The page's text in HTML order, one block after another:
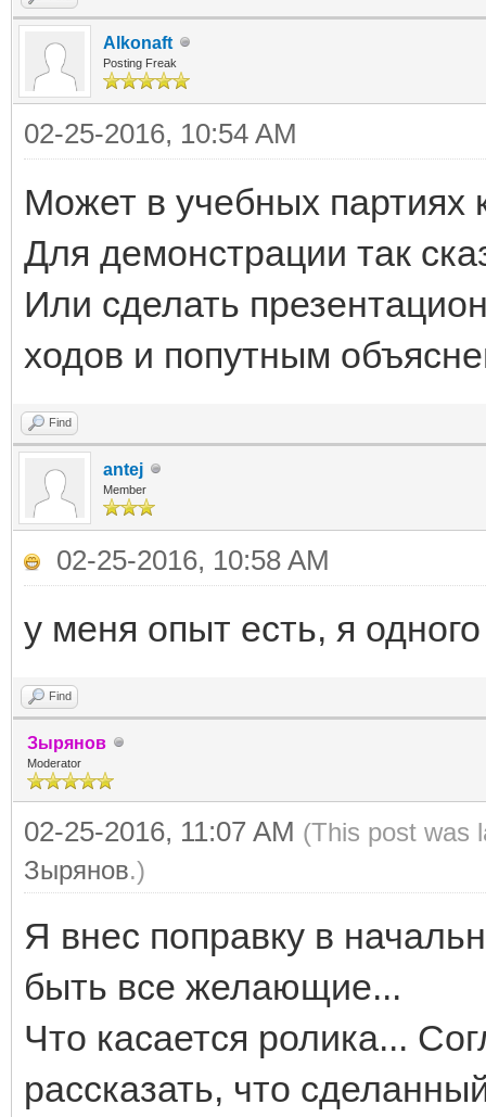
Alkonaft
Posting Freak
02-25-2016, 10:54 AM
Может в учебных партиях
Для демонстрации так
Или сделать
ходов и попутным
Find
antej
Member
02-25-2016, 10:58 AM
у меня опыт есть, я
Find
Зырянов
Moderator
02-25-2016, 11:07 AM (This post was
Зырянов.)
Я внес поправку в
быть все желающие...
Что касается ролика...
рассказать, что